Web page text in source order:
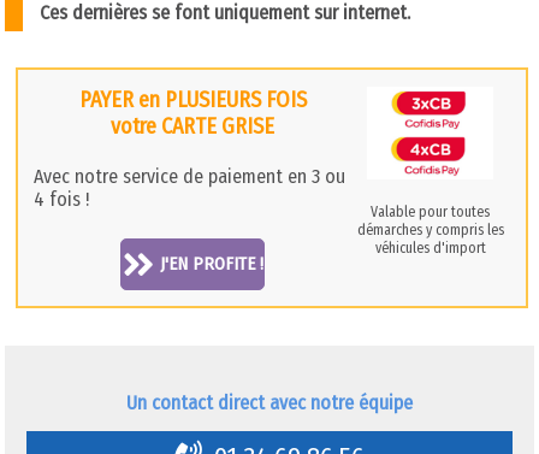
Ces dernières se font uniquement sur internet.
PAYER en PLUSIEURS FOIS
votre CARTE GRISE
Avec notre service de paiement en 3 ou
4 fois !
J'EN PROFITE !
Valable pour toutes
démarches y compris les
véhicules d'import
Un contact direct avec notre équipe